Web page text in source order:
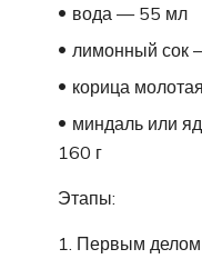
вода — 55 мл
лимонный сок
корица
миндаль или
160 г
Этапы:
1. Первым делом